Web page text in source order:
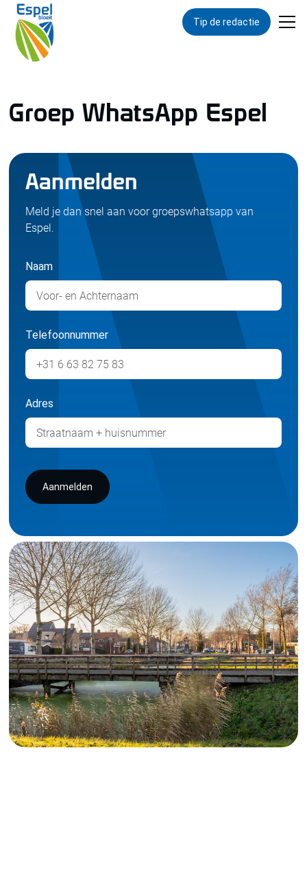
Tip de redactie
Groep WhatsApp Espel
Aanmelden
Meld je dan snel aan voor groepswhatsapp van
Espel.
Naam
Telefoonnummer
Adres